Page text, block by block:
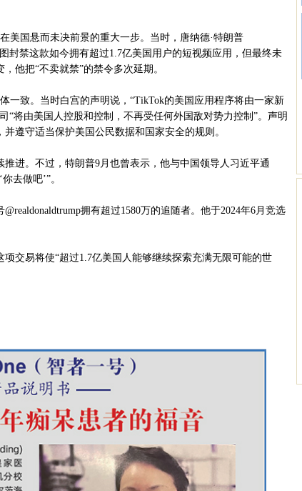
国悬而未决前景的重大一步。当时，唐纳德·特朗普
封禁这款如今拥有超过1.7亿美国用户的短视频应用，但最终未
他把“不卖就禁”的禁令多次延期。
致。当时白宫的声明说，“TikTok的美国应用程序将由一家新
“将由美国人控股和控制，不再受任何外国敌对势力控制”。声明
遵守适当保护美国公民数据和国家安全的规则。
。不过，特朗普9月也曾表示，他与中国领导人习近平通
去做吧’”。
拥有超过1580万的追随者。他于2024年6月竞选
易将使“超过1.7亿美国人能够继续探索充满无限可能的世